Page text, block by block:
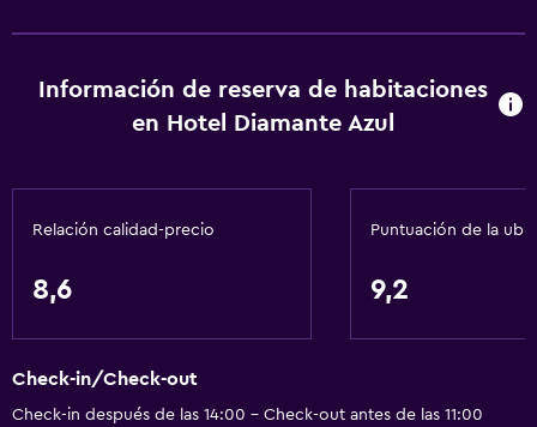
Teléfono
Zona de estar
Servicios y facilidades
Cambio de divisas
Información de reserva de habitaciones
en Hotel Diamante Azul
Relación calidad-precio
8,6
Puntuación de la
9,2
Check-in/Check-out
Check-in después de las 14:00 - Check-out antes de las 11:00